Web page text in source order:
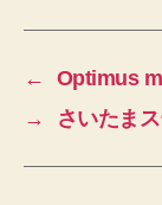
←
Optimus
→
さいたま